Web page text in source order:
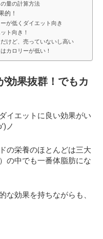
量の計算方法
的！
が低くダイエット向き
ト向き！
けど、売っていないし高い
カロリーが低い！
効果抜群！でもカ
イエットに良い効果がい
ノ
の栄養のほとんどは三大
の中でも一番体脂肪にな
な効果を持ちながらも、